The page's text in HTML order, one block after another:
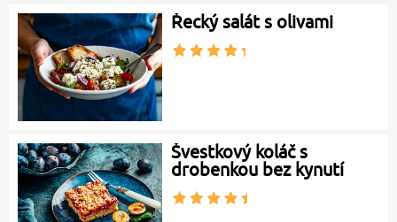
Řecký salát s olivami
Švestkový koláč s
drobenkou bez kynutí